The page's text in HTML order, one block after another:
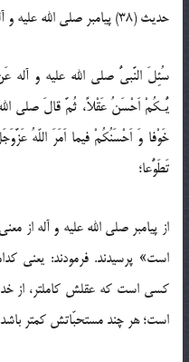
حدیث (38) پيامبر صلى‏ الله ‏عليه‏ و‏ آله :
سُئِلَ النَّبىُّ صلى ‏الله ‏عليه‏ و ‏آله
يُّـكُمْ اَحْسَنُ عَقْلاً، ثُمَّ قالَ صلى‏
خَوْفا وَ اَحْسَنُكُمْ فيما اَمَرَ اللّه‏ُ
تَطَوُّعا؛
از پيامبر صلى ‏الله ‏عليه ‏و‏ آله از
است» پرسيدند. فرمودند: يعنى
كسى است كه عقلش كامل‏تر، از خدا
است؛ هر چند مستحبّاتش كمتر